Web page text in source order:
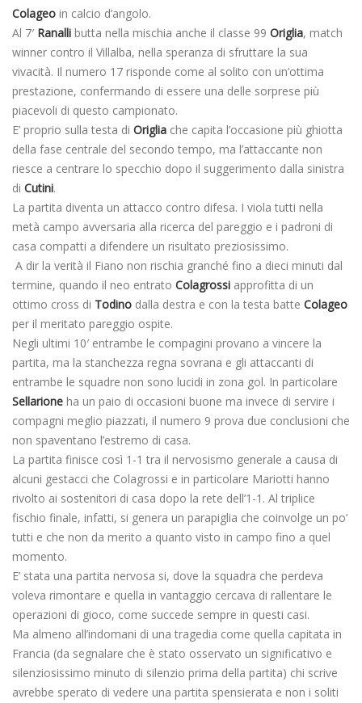
Colageo in calcio d’angolo.
Al 7′ Ranalli butta nella mischia anche il classe 99 Origlia, match
winner contro il Villalba, nella speranza di sfruttare la sua
vivacità. Il numero 17 risponde come al solito con un’ottima
prestazione, confermando di essere una delle sorprese più
piacevoli di questo campionato.
E’ proprio sulla testa di Origlia che capita l’occasione più ghiotta
della fase centrale del secondo tempo, ma l’attaccante non
riesce a centrare lo specchio dopo il suggerimento dalla sinistra
di Cutini.
La partita diventa un attacco contro difesa. I viola tutti nella
metà campo avversaria alla ricerca del pareggio e i padroni di
casa compatti a difendere un risultato preziosissimo.
A dir la verità il Fiano non rischia granché fino a dieci minuti dal
termine, quando il neo entrato Colagrossi approfitta di un
ottimo cross di Todino dalla destra e con la testa batte Colageo
per il meritato pareggio ospite.
Negli ultimi 10′ entrambe le compagini provano a vincere la
partita, ma la stanchezza regna sovrana e gli attaccanti di
entrambe le squadre non sono lucidi in zona gol. In particolare
Sellarione ha un paio di occasioni buone ma invece di servire i
compagni meglio piazzati, il numero 9 prova due conclusioni che
non spaventano l’estremo di casa.
La partita finisce così 1-1 tra il nervosismo generale a causa di
alcuni gestacci che Colagrossi e in particolare Mariotti hanno
rivolto ai sostenitori di casa dopo la rete dell’1-1. Al triplice
fischio finale, infatti, si genera un parapiglia che coinvolge un po’
tutti e che non da merito a quanto visto in campo fino a quel
momento.
E’ stata una partita nervosa si, dove la squadra che perdeva
voleva rimontare e quella in vantaggio cercava di rallentare le
operazioni di gioco, come succede sempre in questi casi.
Ma almeno all’indomani di una tragedia come quella capitata in
Francia (da segnalare che è stato osservato un significativo e
silenziosissimo minuto di silenzio prima della partita) chi scrive
avrebbe sperato di vedere una partita spensierata e non i soliti